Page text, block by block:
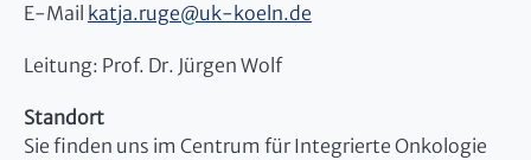
E-Mail katja.ruge@uk-koeln.de
Leitung: Prof. Dr. Jürgen Wolf
Standort
Sie finden uns im Centrum für Integrierte Onkologie